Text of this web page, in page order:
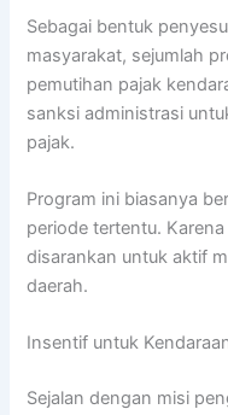
Sebagai bentuk
masyarakat, sejumlah
pemutihan pajak
sanksi administrasi
pajak.
Program ini biasanya
periode tertentu.
disarankan untuk aktif
daerah.
Insentif untuk
Sejalan dengan misi